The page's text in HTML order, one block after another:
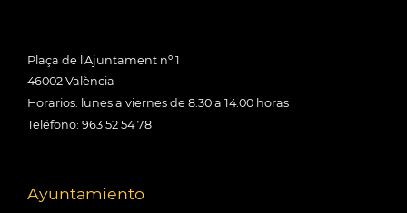
Plaça de l'Ajuntament nº 1
46002 València
Horarios: lunes a viernes de 8:30 a 14:00 horas
Teléfono: 963 52 54 78
Ayuntamiento